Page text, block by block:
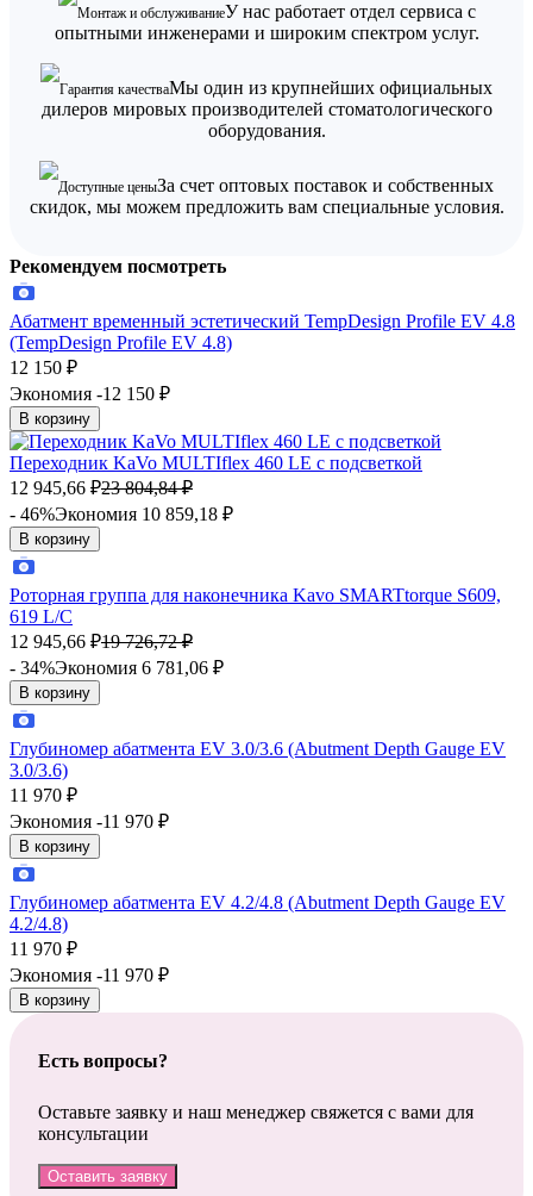
Монтаж и обслуживаниеУ нас работает отдел сервиса с
опытными инженерами и широким спектром услуг.
Гарантия качестваМы один из крупнейших официальных
дилеров мировых производителей стоматологического
оборудования.
Доступные ценыЗа счет оптовых поставок и собственных
скидок, мы можем предложить вам специальные условия.
Рекомендуем посмотреть
Абатмент временный эстетический TempDesign Profile EV 4.8
(TempDesign Profile EV 4.8)
12 150 ₽
Экономия -12 150 ₽
В корзину
Переходник KaVo MULTIflex 460 LE с подсветкой
12 945,66 ₽23 804,84 ₽
- 46%Экономия 10 859,18 ₽
В корзину
Роторная группа для наконечника Kavo SMARTtorque S609,
619 L/C
12 945,66 ₽19 726,72 ₽
- 34%Экономия 6 781,06 ₽
В корзину
Глубиномер абатмента EV 3.0/3.6 (Abutment Depth Gauge EV
3.0/3.6)
11 970 ₽
Экономия -11 970 ₽
В корзину
Глубиномер абатмента EV 4.2/4.8 (Abutment Depth Gauge EV
4.2/4.8)
11 970 ₽
Экономия -11 970 ₽
В корзину
Есть вопросы?
Оставьте заявку и наш менеджер свяжется с вами для
консультации
Оставить заявку